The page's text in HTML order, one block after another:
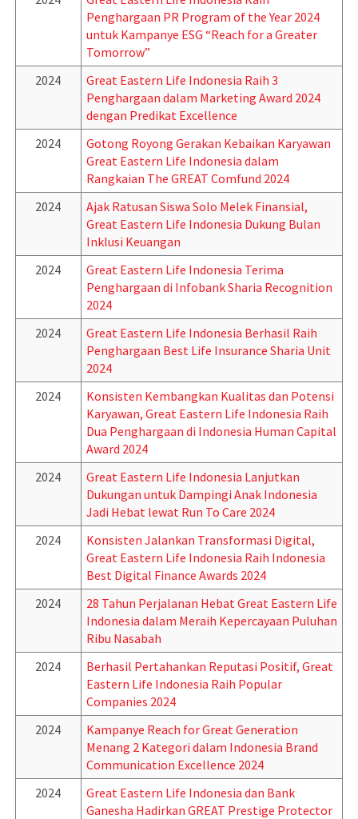
Penghargaan PR Program of the Year 2024
untuk Kampanye ESG “Reach for a Greater
Tomorrow”
2024
Great Eastern Life Indonesia Raih 3
Penghargaan dalam Marketing Award 2024
dengan Predikat Excellence
2024
Gotong Royong Gerakan Kebaikan Karyawan
Great Eastern Life Indonesia dalam
Rangkaian The GREAT Comfund 2024
2024
Ajak Ratusan Siswa Solo Melek Finansial,
Great Eastern Life Indonesia Dukung Bulan
Inklusi Keuangan
2024
Great Eastern Life Indonesia Terima
Penghargaan di Infobank Sharia Recognition
2024
2024
Great Eastern Life Indonesia Berhasil Raih
Penghargaan Best Life Insurance Sharia Unit
2024
2024
Konsisten Kembangkan Kualitas dan Potensi
Karyawan, Great Eastern Life Indonesia Raih
Dua Penghargaan di Indonesia Human Capital
Award 2024
2024
Great Eastern Life Indonesia Lanjutkan
Dukungan untuk Dampingi Anak Indonesia
Jadi Hebat lewat Run To Care 2024
2024
Konsisten Jalankan Transformasi Digital,
Great Eastern Life Indonesia Raih Indonesia
Best Digital Finance Awards 2024
2024
28 Tahun Perjalanan Hebat Great Eastern Life
Indonesia dalam Meraih Kepercayaan Puluhan
Ribu Nasabah
2024
Berhasil Pertahankan Reputasi Positif, Great
Eastern Life Indonesia Raih Popular
Companies 2024
2024
Kampanye Reach for Great Generation
Menang 2 Kategori dalam Indonesia Brand
Communication Excellence 2024
2024
Great Eastern Life Indonesia dan Bank
Ganesha Hadirkan GREAT Prestige Protector